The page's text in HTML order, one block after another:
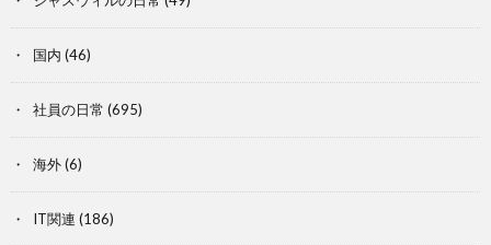
国内 (46)
社員の日常 (695)
海外(6)
IT関連 (186)